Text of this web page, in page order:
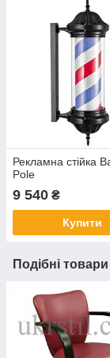
Рекламна стійка
Pole
9 540 ₴
Купити
Подібні